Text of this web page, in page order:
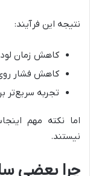
نتیجه این فرآیند:
کاهش زمان
کاهش فشار
تجربه سریع‌تر
اما نکته مهم
نیستند.